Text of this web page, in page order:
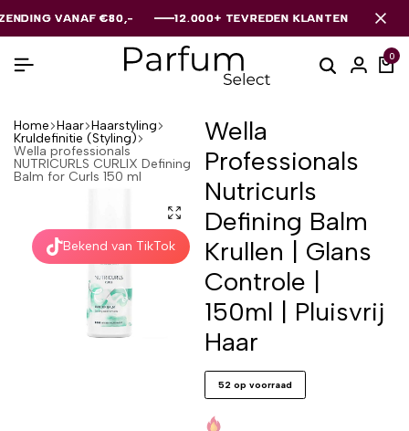
VANAF €80,- 12.000+ TEVREDEN KLANTEN
VANAF €80,- 12.000+ TEVREDEN KLANTEN
VANAF €80,- 12.000+ TEVREDEN KLANTEN
0
Home Haar Haarstyling
Kruldefinitie (Styling)
Wella professionals
NUTRICURLS CURLIX Defining
Balm for Curls 150 ml
Bekend van TikTok
Wella
Professionals
Nutricurls
Defining Balm
Krullen | Glans
Controle |
150ml | Pluisvrij
Haar
52 op voorraad